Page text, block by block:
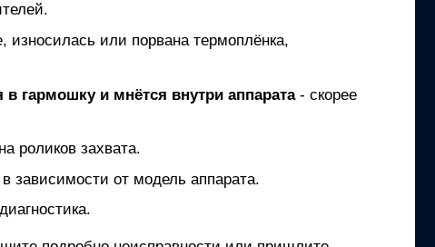
износилась или порвана термоплёнка,
гармошку и мнётся внутри аппарата - скорее
роликов захвата.
зависимости от модель аппарата.